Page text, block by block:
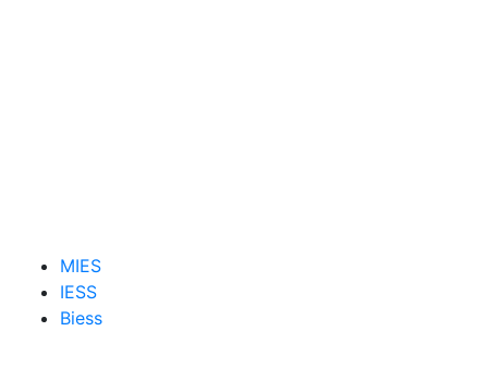
MIES
IESS
Biess